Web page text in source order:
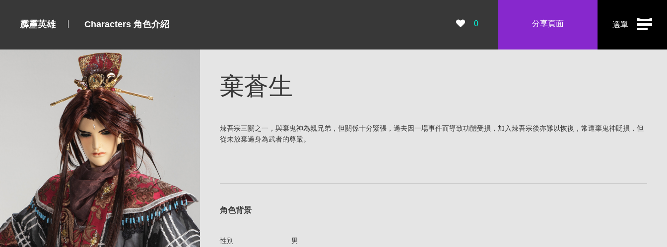
選單
霹靂英雄 Characters 角色介紹 瀏覽數：
0 分享頁面
棄蒼生
煉吾宗三關之一，與棄鬼神為親兄弟，但關係十分緊張，過去因一場事件而導致功體受損，加入煉吾宗後亦難以恢復，常遭棄鬼神貶損，但
從未放棄過身為武者的尊嚴。
角色背景
性別 男